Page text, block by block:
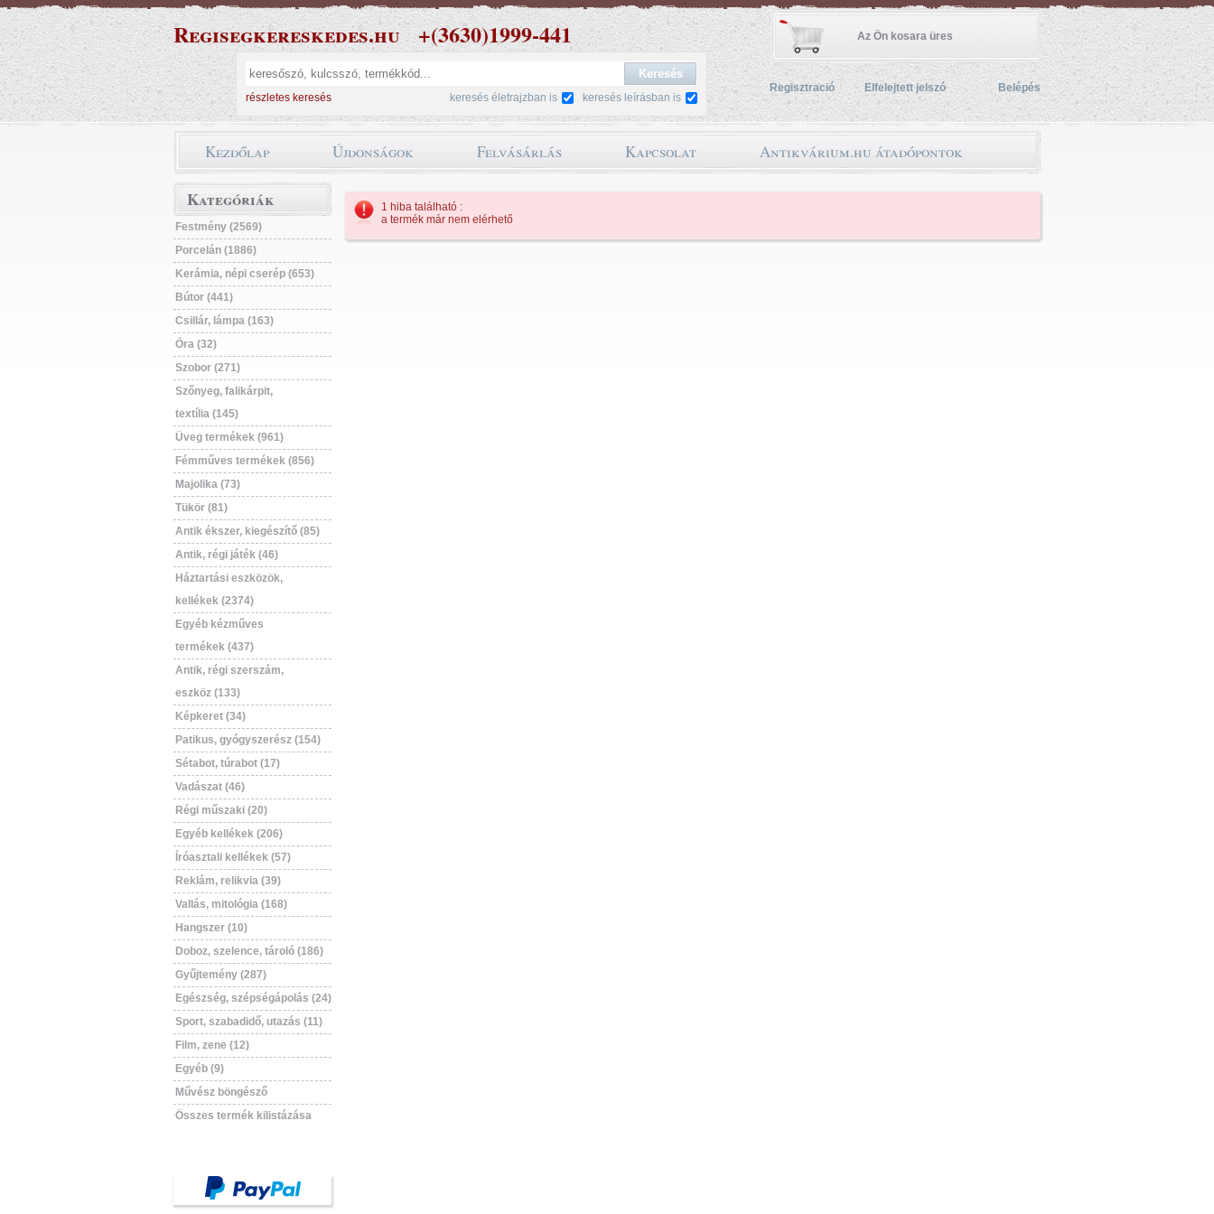
Regisegkereskedes.hu +(3630)1999-441
részletes keresés keresés leírásban is
keresés életrajzban is
Az Ön kosara üres
Regisztració Elfelejtett jelszó Belépés
Kezdőlap Újdonságok Felvásárlás Kapcsolat Antikvárium.hu átadópontok
Kategóriák
Festmény (2569)
Porcelán (1886)
Kerámia, népi cserép (653)
Bútor (441)
Csillár, lámpa (163)
Óra (32)
Szobor (271)
Szőnyeg, falikárpit,
textília (145)
Üveg termékek (961)
Fémműves termékek (856)
Majolika (73)
Tükör (81)
Antik ékszer, kiegészítő (85)
Antik, régi játék (46)
Háztartási eszközök,
kellékek (2374)
Egyéb kézműves
termékek (437)
Antik, régi szerszám,
eszköz (133)
Képkeret (34)
Patikus, gyógyszerész (154)
Sétabot, túrabot (17)
Vadászat (46)
Régi műszaki (20)
Egyéb kellékek (206)
Íróasztali kellékek (57)
Reklám, relikvia (39)
Vallás, mitológia (168)
Hangszer (10)
Doboz, szelence, tároló (186)
Gyűjtemény (287)
Egészség, szépségápolás (24)
Sport, szabadidő, utazás (11)
Film, zene (12)
Egyéb (9)
Művész böngésző
Összes termék kilistázása
1 hiba található :
a termék már nem elérhető